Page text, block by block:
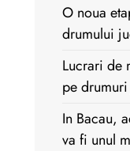
O noua
drumului
Lucrari de
pe
In Bacau,
va fi unul